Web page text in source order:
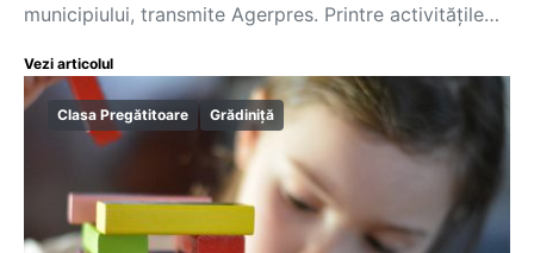
municipiului, transmite Agerpres. Printre activitățile…
Vezi articolul
Clasa Pregătitoare Grădiniță